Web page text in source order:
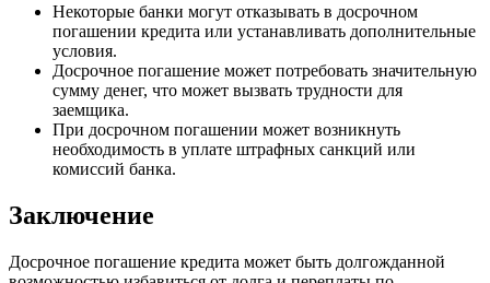
Некоторые банки могут отказывать в досрочном
погашении кредита или устанавливать дополнительные
условия.
Досрочное погашение может потребовать значительную
сумму денег, что может вызвать трудности для
заемщика.
При досрочном погашении может возникнуть
необходимость в уплате штрафных санкций или
комиссий банка.
Заключение
Досрочное погашение кредита может быть долгожданной